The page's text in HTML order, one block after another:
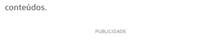
conteúdos.